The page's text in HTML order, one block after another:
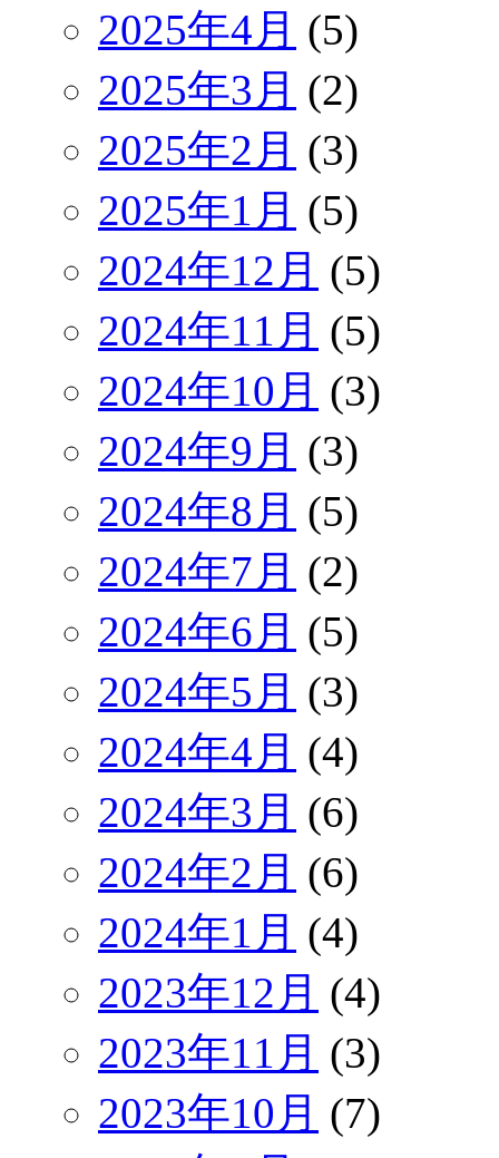
2025年4月 (5)
2025年3月 (2)
2025年2月 (3)
2025年1月 (5)
2024年12月 (5)
2024年11月 (5)
2024年10月 (3)
2024年9月 (3)
2024年8月 (5)
2024年7月 (2)
2024年6月 (5)
2024年5月 (3)
2024年4月 (4)
2024年3月 (6)
2024年2月 (6)
2024年1月 (4)
2023年12月 (4)
2023年11月 (3)
2023年10月 (7)